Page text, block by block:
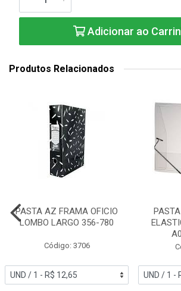
Adicionar ao
Produtos Relacionados
PASTA AZ FRAMA OFICIO
LOMBO LARGO 356-780
Código: 3706